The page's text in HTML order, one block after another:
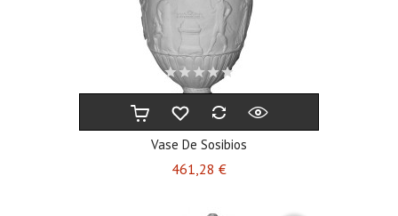
Vase De Sosibios
461,28 €Prix